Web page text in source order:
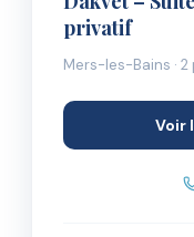
privatif
Mers-les-Bains · 2
Voir